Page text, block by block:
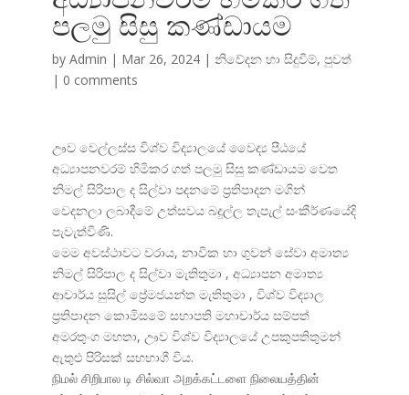
පලමු සිසු කණ්ඩායම
by Admin | Mar 26, 2024| නිවේදන හා සිදුවීම්, පුවත්
| 0 comments
ඌව වෙල්ලස්ස විශ්ව විද්යාලයේ වෛද්ය පීඨයේ
අධ්යාපනවරම් හිමිකර ගත් පලමු සිසු කණ්ඩායම වෙත
නිමල් සිරිපාල ද සිල්වා පදනමේ ප්රතිපාදන මගින්
වෙදනලා ලබාදීමේ උත්සවය බදුල්ල තැපැල් සංකීර්ණයේදි
පැවැත්විණි.
මෙම අවස්ථාවට වරාය, නාවික හා ගුවන් සේවා අමාත්ය
නිමල් සිරිපාල ද සිල්වා මැතිතුමා , අධ්යාපන අමාත්ය
ආචාර්ය සුසිල් ප්රේමජයන්ත මැතිතුමා , විශ්ව විද්යාල
ප්රතිපාදන කොමිසමේ සභාපති මහාචාර්ය සම්පත්
අමරතුංග මහතා, ඌව විශ්ව විද්යාලයේ උපකුපතිතුමන්
ඇතුළු පිරිසක් සහභාගී විය.
நிமல் சிறிபால டி சில்வா அறக்கட்டளை நிலையத்தின்